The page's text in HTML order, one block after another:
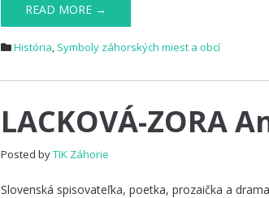
READ MORE →
História, Symboly záhorských miest a obcí
LACKOVÁ-ZORA
Posted byTIK Záhorie
Slovenská spisovateľka, poetka, prozaička a